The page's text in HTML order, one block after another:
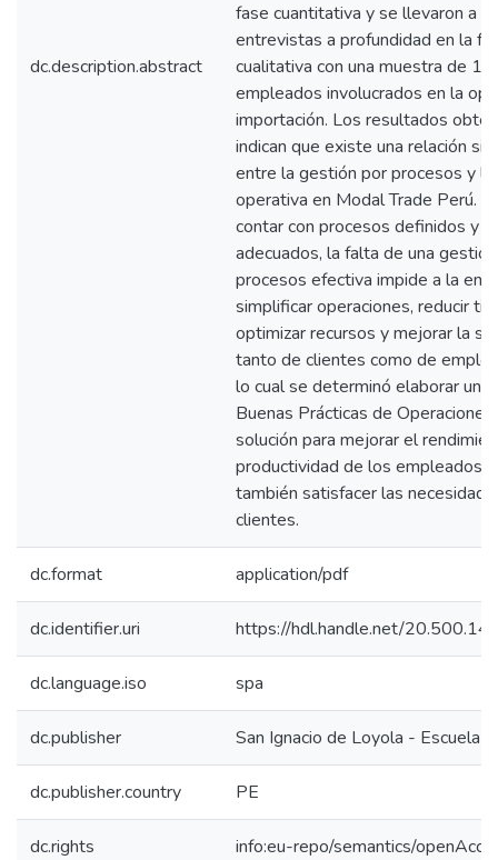
dc.description.abstract
fase cuantitativa y se llevaron a
entrevistas a profundidad en la
cualitativa con una muestra de 11
empleados involucrados en la
importación. Los resultados
indican que existe una relación
entre la gestión por procesos y la
operativa en Modal Trade Perú.
contar con procesos definidos y
adecuados, la falta de una
procesos efectiva impide a la
simplificar operaciones, reducir
optimizar recursos y mejorar la
tanto de clientes como de
lo cual se determinó elaborar un
Buenas Prácticas de
solución para mejorar el
productividad de los empleados,
también satisfacer las
clientes.
dc.format application/pdf
dc.identifier.uri https://hdl.handle.net/
dc.language.iso spa
dc.publisher San Ignacio de Loyola - Escuela
dc.publisher.country PE
dc.rights info:eu-repo/semantics/